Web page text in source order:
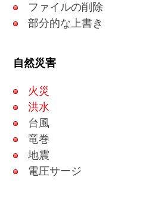
ファイルの削除
部分的な上書き
自然災害
火災
洪水
台風
竜巻
地震
電圧サージ